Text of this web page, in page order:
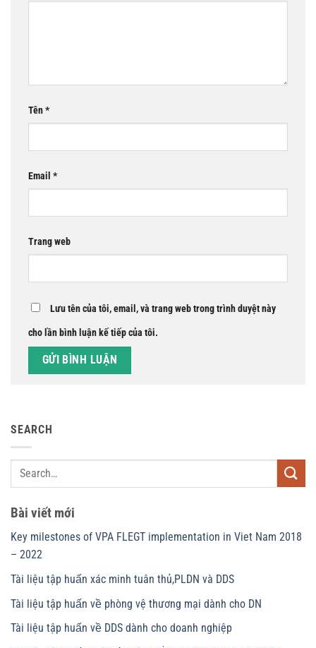
Tên*
Email *
Trang web
Lưu tên của tôi, email, và trang web trong trình duyệt này
cho lần bình luận kế tiếp của tôi.
SEARCH
Bài viết mới
Key milestones of VPA FLEGT implementation in Viet Nam 2018
– 2022
Tài liệu tập huấn xác minh tuân thủ,PLDN và DDS
Tài liệu tập huấn về phòng vệ thương mại dành cho DN
Tài liệu tập huấn về DDS dành cho doanh nghiệp